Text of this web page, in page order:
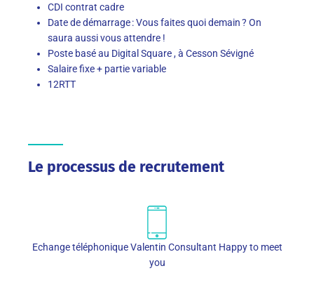
CDI contrat cadre
Date de démarrage : Vous faites quoi demain ? On
saura aussi vous attendre !
Poste basé au Digital Square , à Cesson Sévigné
Salaire fixe + partie variable
12RTT
Le processus de recrutement
Echange téléphonique Valentin Consultant Happy to meet
you